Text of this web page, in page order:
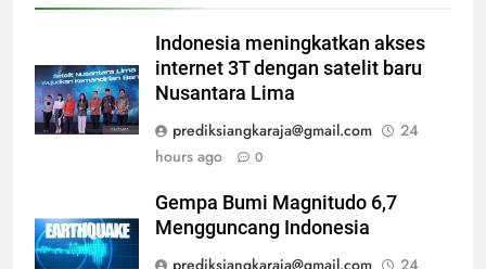
Indonesia meningkatkan akses
internet 3T dengan satelit baru
Nusantara Lima
prediksiangkaraja@gmail.com
24
hours ago
0
Gempa Bumi Magnitudo 6,7
Mengguncang Indonesia
prediksiangkaraja@gmail.com
24